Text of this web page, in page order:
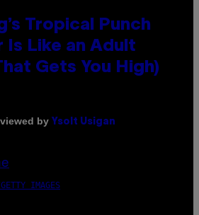
Tropical Punch
Is Like an Adult
Gets You High)
by Ysolt Usigan
IMAGES